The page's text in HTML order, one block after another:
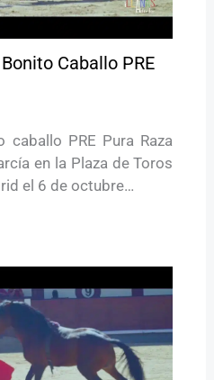
Caballo PRE
caballo PRE Pura Raza
en la Plaza de Toros
el 6 de octubre…